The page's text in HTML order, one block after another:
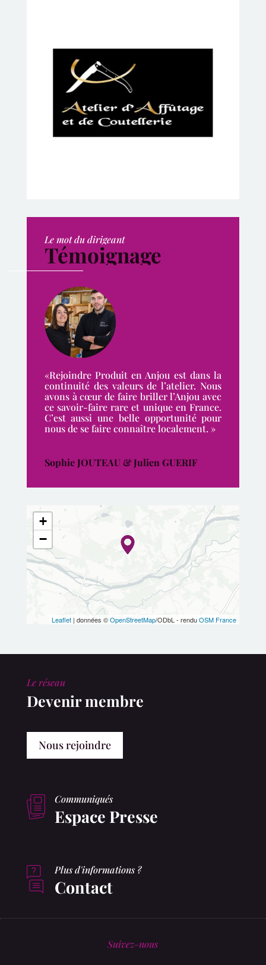
Le mot du dirigeant
Témoignage
«Rejoindre Produit en Anjou est dans la
continuité des valeurs de l’atelier. Nous
avons à cœur de faire briller l’Anjou avec
ce savoir-faire rare et unique en France.
C’est aussi une belle opportunité pour
nous de se faire connaître localement. »
Sophie JOUTEAU & Julien GUERIF
+
−
Leaflet | données ©OpenStreetMap/ODbL - renduOSM France
Le réseau
Devenir membre
Nous rejoindre
Communiqués
Espace Presse
Plus d'informations ?
Contact
Suivez-nous